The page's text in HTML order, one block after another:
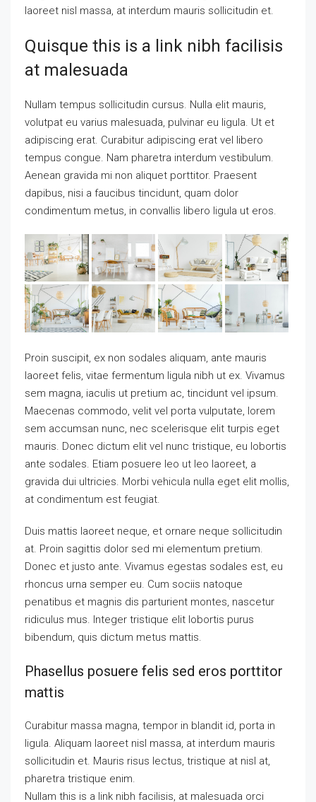
laoreet nisl massa, at interdum mauris sollicitudin et.
Quisque this is a link nibh facilisis
at malesuada
Nullam tempus sollicitudin cursus. Nulla elit mauris,
volutpat eu varius malesuada, pulvinar eu ligula. Ut et
adipiscing erat. Curabitur adipiscing erat vel libero
tempus congue. Nam pharetra interdum vestibulum.
Aenean gravida mi non aliquet porttitor. Praesent
dapibus, nisi a faucibus tincidunt, quam dolor
condimentum metus, in convallis libero ligula ut eros.
Proin suscipit, ex non sodales aliquam, ante mauris
laoreet felis, vitae fermentum ligula nibh ut ex. Vivamus
sem magna, iaculis ut pretium ac, tincidunt vel ipsum.
Maecenas commodo, velit vel porta vulputate, lorem
sem accumsan nunc, nec scelerisque elit turpis eget
mauris. Donec dictum elit vel nunc tristique, eu lobortis
ante sodales. Etiam posuere leo ut leo laoreet, a
gravida dui ultricies. Morbi vehicula nulla eget elit mollis,
at condimentum est feugiat.
Duis mattis laoreet neque, et ornare neque sollicitudin
at. Proin sagittis dolor sed mi elementum pretium.
Donec et justo ante. Vivamus egestas sodales est, eu
rhoncus urna semper eu. Cum sociis natoque
penatibus et magnis dis parturient montes, nascetur
ridiculus mus. Integer tristique elit lobortis purus
bibendum, quis dictum metus mattis.
Phasellus posuere felis sed eros porttitor
mattis
Curabitur massa magna, tempor in blandit id, porta in
ligula. Aliquam laoreet nisl massa, at interdum mauris
sollicitudin et. Mauris risus lectus, tristique at nisl at,
pharetra tristique enim.
Nullam this is a link nibh facilisis, at malesuada orci